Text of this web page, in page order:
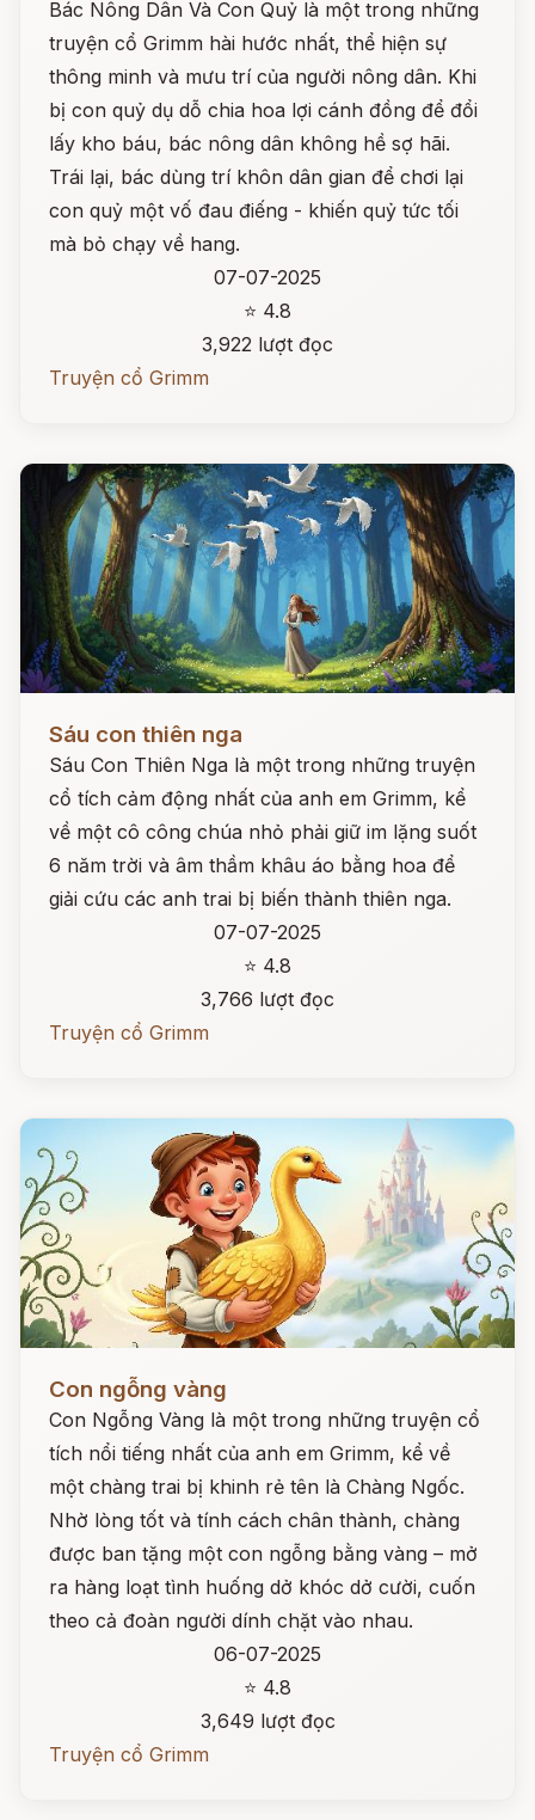
Bác Nông Dân Và Con Quỷ là một trong những
truyện cổ Grimm hài hước nhất, thể hiện sự
thông minh và mưu trí của người nông dân. Khi
bị con quỷ dụ dỗ chia hoa lợi cánh đồng để đổi
lấy kho báu, bác nông dân không hề sợ hãi.
Trái lại, bác dùng trí khôn dân gian để chơi lại
con quỷ một vố đau điếng - khiến quỷ tức tối
mà bỏ chạy về hang.
07-07-2025
⭐ 4.8
3,922 lượt đọc
Truyện cổ Grimm
Sáu con thiên nga
Sáu Con Thiên Nga là một trong những truyện
cổ tích cảm động nhất của anh em Grimm, kể
về một cô công chúa nhỏ phải giữ im lặng suốt
6 năm trời và âm thầm khâu áo bằng hoa để
giải cứu các anh trai bị biến thành thiên nga.
07-07-2025
⭐ 4.8
3,766 lượt đọc
Truyện cổ Grimm
Con ngỗng vàng
Con Ngỗng Vàng là một trong những truyện cổ
tích nổi tiếng nhất của anh em Grimm, kể về
một chàng trai bị khinh rẻ tên là Chàng Ngốc.
Nhờ lòng tốt và tính cách chân thành, chàng
được ban tặng một con ngỗng bằng vàng – mở
ra hàng loạt tình huống dở khóc dở cười, cuốn
theo cả đoàn người dính chặt vào nhau.
06-07-2025
⭐ 4.8
3,649 lượt đọc
Truyện cổ Grimm